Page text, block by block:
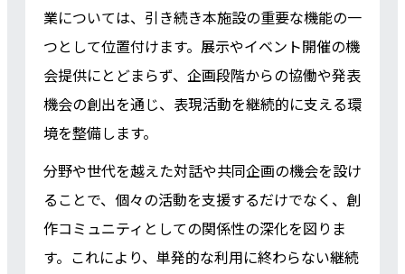
業については、引き続き本施設の重要な機能の一
つとして位置付けます。展示やイベント開催の機
会提供にとどまらず、企画段階からの協働や発表
機会の創出を通じ、表現活動を継続的に支える環
境を整備します。
分野や世代を越えた対話や共同企画の機会を設け
ることで、個々の活動を支援するだけでなく、創
作コミュニティとしての関係性の深化を図りま
す。これにより、単発的な利用に終わらない継続